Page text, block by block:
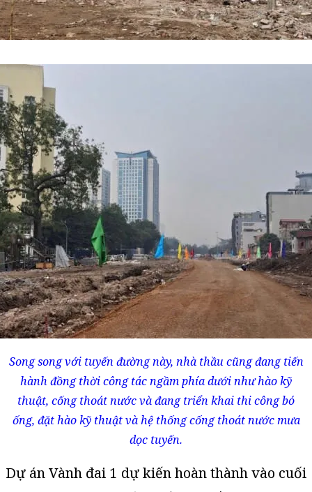
Song song với tuyến đường này, nhà thầu cũng đang tiến
hành đồng thời công tác ngầm phía dưới như hào kỹ
thuật, cống thoát nước và đang triển khai thi công bó
ống, đặt hào kỹ thuật và hệ thống cống thoát nước mưa
dọc tuyến.
Dự án Vành đai 1 dự kiến hoàn thành vào cuối